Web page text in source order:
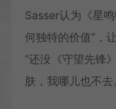
Sasser认为《星
何独特的价值”，
“还没《守望先锋
肤，我哪儿也不去